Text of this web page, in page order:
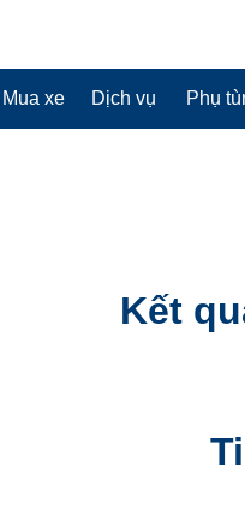
Mua xe Dịch vụ Phụ
Kết